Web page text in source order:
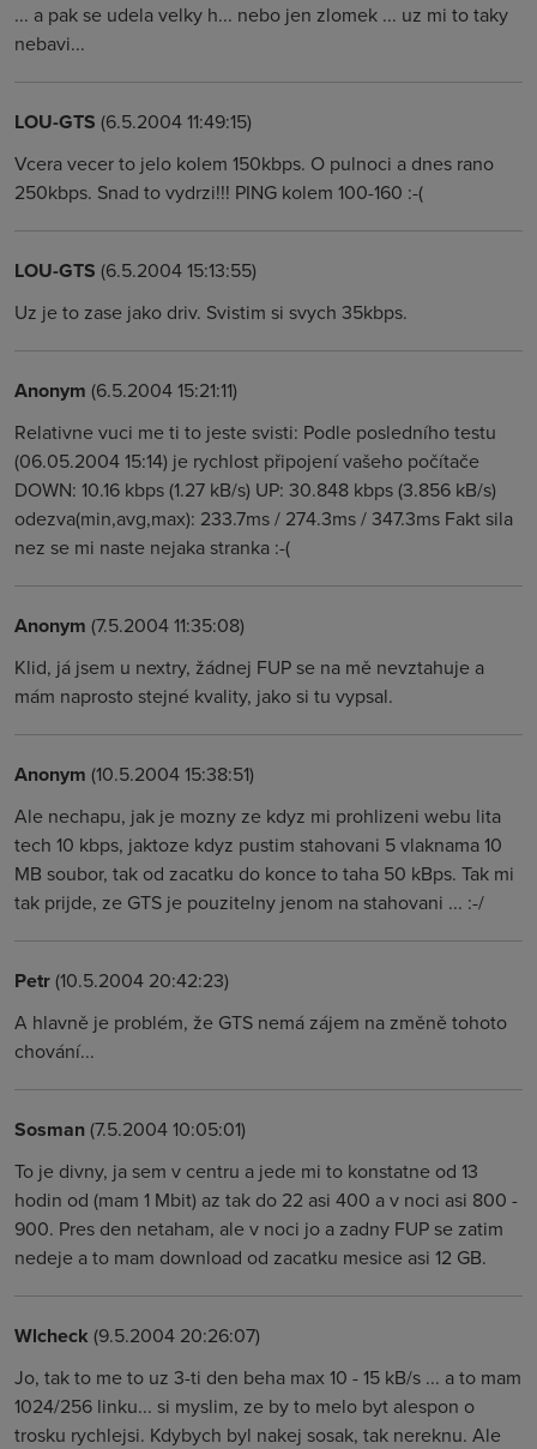
... a pak se udela velky h... nebo jen zlomek ... uz mi to taky
nebavi...
LOU-GTS (6.5.2004 11:49:15)
Vcera vecer to jelo kolem 150kbps. O pulnoci a dnes rano
250kbps. Snad to vydrzi!!! PING kolem 100-160 :-(
LOU-GTS (6.5.2004 15:13:55)
Uz je to zase jako driv. Svistim si svych 35kbps.
Anonym (6.5.2004 15:21:11)
Relativne vuci me ti to jeste svisti: Podle posledního testu
(06.05.2004 15:14) je rychlost připojení vašeho počítače
DOWN: 10.16 kbps (1.27 kB/s) UP: 30.848 kbps (3.856 kB/s)
odezva(min,avg,max): 233.7ms / 274.3ms / 347.3ms Fakt sila
nez se mi naste nejaka stranka :-(
Anonym (7.5.2004 11:35:08)
Klid, já jsem u nextry, žádnej FUP se na mě nevztahuje a
mám naprosto stejné kvality, jako si tu vypsal.
Anonym (10.5.2004 15:38:51)
Ale nechapu, jak je mozny ze kdyz mi prohlizeni webu lita
tech 10 kbps, jaktoze kdyz pustim stahovani 5 vlaknama 10
MB soubor, tak od zacatku do konce to taha 50 kBps. Tak mi
tak prijde, ze GTS je pouzitelny jenom na stahovani ... :-/
Petr(10.5.2004 20:42:23)
A hlavně je problém, že GTS nemá zájem na změně tohoto
chování...
Sosman(7.5.2004 10:05:01)
To je divny, ja sem v centru a jede mi to konstatne od 13
hodin od (mam 1 Mbit) az tak do 22 asi 400 a v noci asi 800 -
900. Pres den netaham, ale v noci jo a zadny FUP se zatim
nedeje a to mam download od zacatku mesice asi 12 GB.
Wlcheck (9.5.2004 20:26:07)
Jo, tak to me to uz 3-ti den beha max 10 - 15 kB/s ... a to mam
1024/256 linku... si myslim, ze by to melo byt alespon o
trosku rychlejsi. Kdybych byl nakej sosak, tak nereknu. Ale